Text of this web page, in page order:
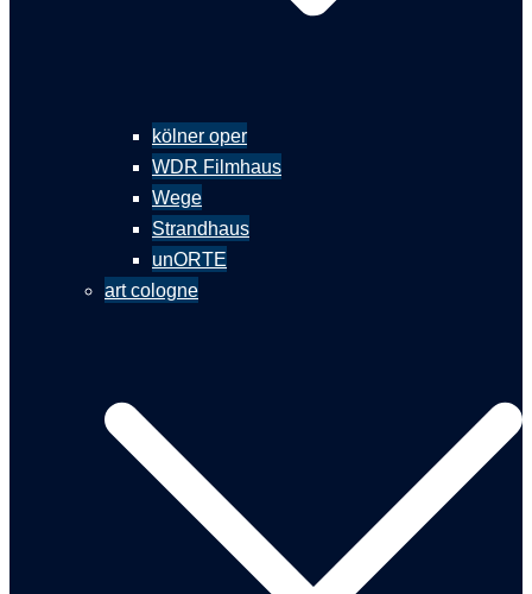
kölner oper
WDR Filmhaus
Wege
Strandhaus
unORTE
art cologne